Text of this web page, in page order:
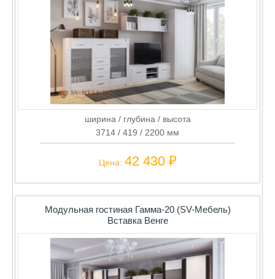
ширина / глубина / высота
3714 / 419 / 2200 мм
Цена: 42 430 ₽
Модульная гостиная Гамма-20 (SV-Мебель)
Вставка Венге